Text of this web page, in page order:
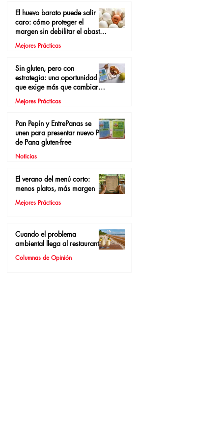
El huevo barato puede salir
caro: cómo proteger el
margen sin debilitar el abasto
local
Mejores Prácticas
Sin gluten, pero con
estrategia: una oportunidad
que exige más que cambiar el
pan
Mejores Prácticas
Pan Pepín y EntrePanas se
unen para presentar nuevo Pan
de Pana gluten-free
Noticias
El verano del menú corto:
menos platos, más margen
Mejores Prácticas
Cuando el problema
ambiental llega al restaurante
Columnas de Opinión